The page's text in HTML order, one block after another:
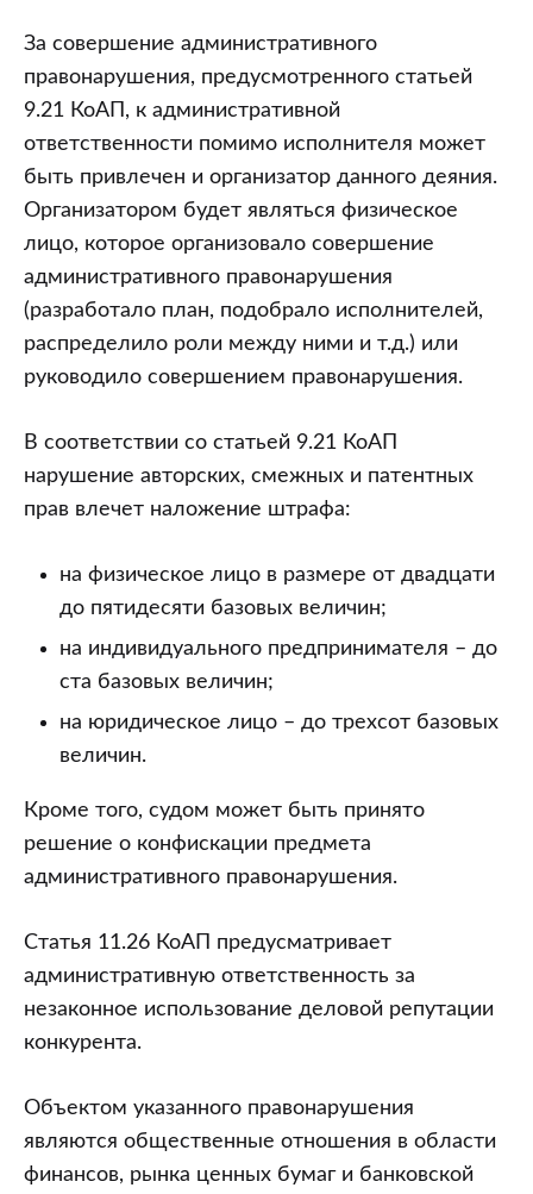
За совершение административного
правонарушения, предусмотренного статьей
9.21 КоАП, к административной
ответственности помимо исполнителя может
быть привлечен и организатор данного деяния.
Организатором будет являться физическое
лицо, которое организовало совершение
административного правонарушения
(разработало план, подобрало исполнителей,
распределило роли между ними и т.д.) или
руководило совершением правонарушения.
В соответствии со статьей 9.21 КоАП
нарушение авторских, смежных и патентных
прав влечет наложение штрафа:
на физическое лицо в размере от двадцати
до пятидесяти базовых величин;
на индивидуального предпринимателя – до
ста базовых величин;
на юридическое лицо – до трехсот базовых
величин.
Кроме того, судом может быть принято
решение о конфискации предмета
административного правонарушения.
Статья 11.26 КоАП предусматривает
административную ответственность за
незаконное использование деловой репутации
конкурента.
Объектом указанного правонарушения
являются общественные отношения в области
финансов, рынка ценных бумаг и банковской